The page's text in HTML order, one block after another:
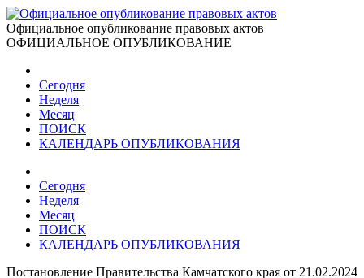
Официальное опубликование правовых актов
ОФИЦИАЛЬНОЕ ОПУБЛИКОВАНИЕ
Сегодня
Неделя
Месяц
ПОИСК
КАЛЕНДАРЬ ОПУБЛИКОВАНИЯ
Сегодня
Неделя
Месяц
ПОИСК
КАЛЕНДАРЬ ОПУБЛИКОВАНИЯ
Постановление Правительства Камчатского края от 21.02.2024